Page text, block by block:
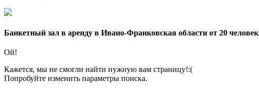
Банкетный зал в аренду в Ивано-Франковская области от 20 человек
Ой!
Кажется, мы не смогли найти нужную вам страницу!:(
Попробуйте изменить параметры поиска.